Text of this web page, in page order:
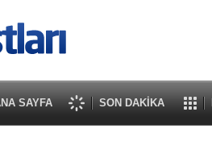
SAYFA SON DAKİKA